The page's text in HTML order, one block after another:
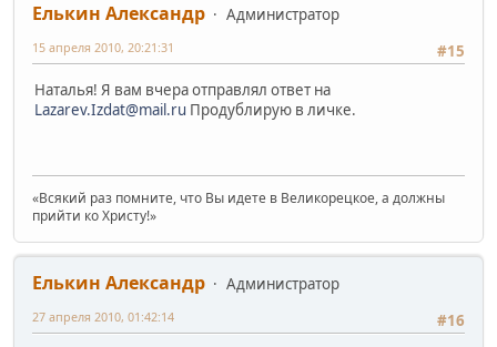
Елькин Александр
Администратор
#15
15 апреля 2010, 20:21:31
Наталья! Я вам вчера отправлял ответ на
Lazarev.Izdat@mail.ru Продублирую в личке.
«Всякий раз помните, что Вы идете в Великорецкое, а должны
прийти ко Христу!»
Елькин Александр
Администратор
#16
27 апреля 2010, 01:42:14